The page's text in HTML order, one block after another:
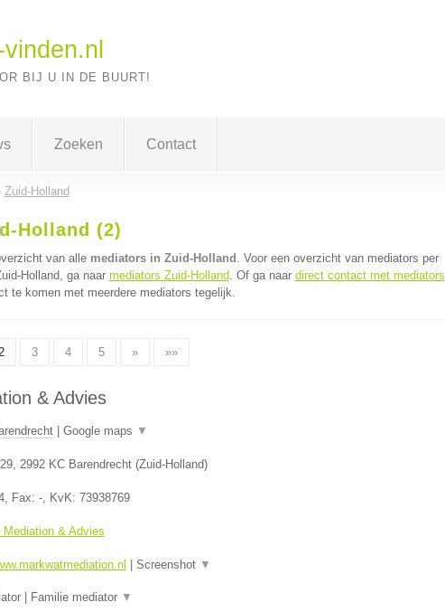
vinden.nl
BIJ U IN DE BUURT!
Zoeken Contact
Zuid-Holland
Holland (2)
van alle mediators in Zuid-Holland . Voor een overzicht van mediators per
Holland, ga naar mediators Zuid-Holland. Of ga naar direct contact met mediators
te komen met meerdere mediators tegelijk.
3 4 5 » »»
& Advies
| Google maps ▼
, 2992 KC Barendrecht(Zuid-Holland)
, Fax: -, KvK: 73938769
Mediation & Advies
Screenshot ▼
| Familie mediator ▼